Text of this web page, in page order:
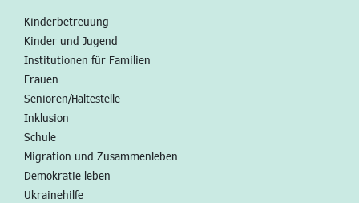
Kinderbetreuung
Kinder und Jugend
Institutionen für Familien
Frauen
Senioren/Haltestelle
Inklusion
Schule
Migration und Zusammenleben
Demokratie leben
Ukrainehilfe